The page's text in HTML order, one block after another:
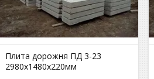
Плита дорожня ПД 3-23
2980х1480х220мм